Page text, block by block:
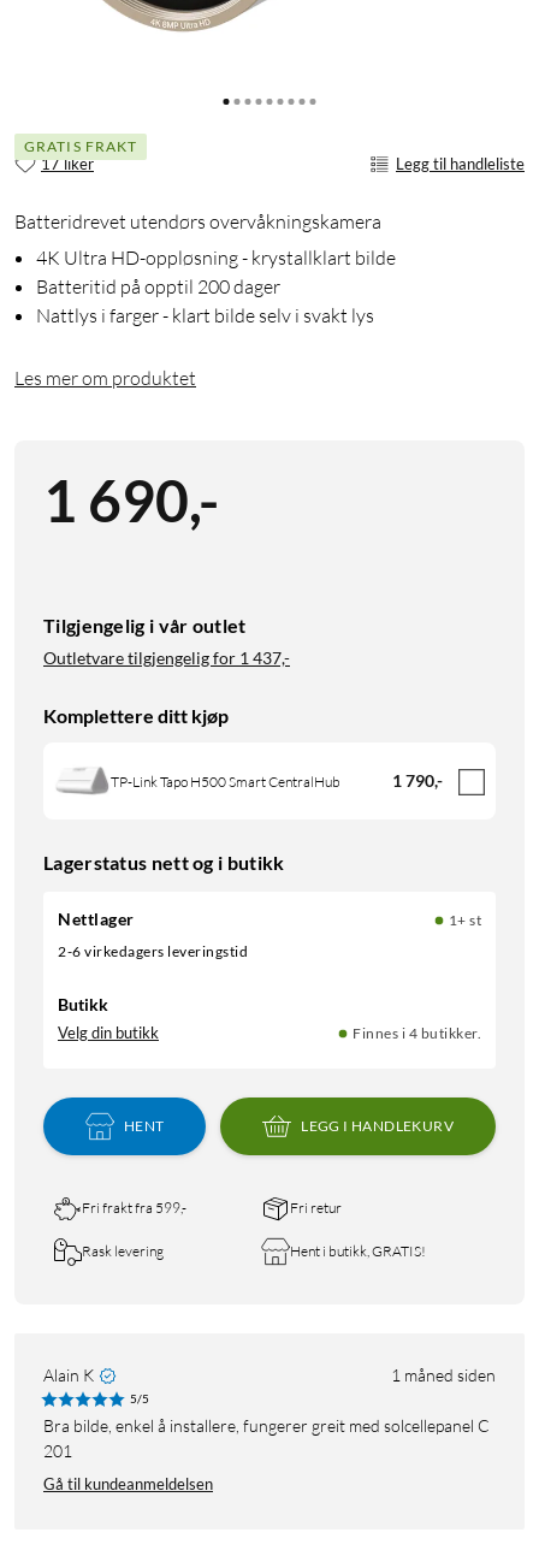
GRATIS FRAKT
17 liker Legg til handleliste
Batteridrevet utendørs overvåkningskamera
4K Ultra HD-oppløsning - krystallklart bilde
Batteritid på opptil 200 dager
Nattlys i farger - klart bilde selv i svakt lys
Les mer om produktet
1 690,-
Tilgjengelig i vår outlet
Outletvare tilgjengelig for 1 437,-
Komplettere ditt kjøp
TP-Link Tapo H500 Smart CentralHub 1 790,-
Lagerstatus nett og i butikk
Nettlager
1+ st
2-6 virkedagers leveringstid
Butikk
Velg din butikk Finnes i 4 butikker.
HENT LEGG I HANDLEKURV
Fri frakt fra 599,- Fri retur
Rask levering Hent i butikk, GRATIS!
Alain K 1 måned siden
5/5
Bra bilde, enkel å installere, fungerer greit med solcellepanel C
201
Gå til kundeanmeldelsen